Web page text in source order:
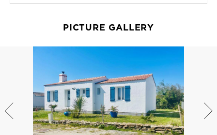
PICTURE GALLERY